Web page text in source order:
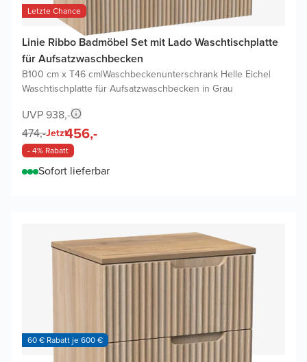
Letzte Chance
Linie Ribbo Badmöbel Set mit Lado Waschtischplatte
für Aufsatzwaschbecken
B100 cm x T46 cm|Waschbeckenunterschrank Helle Eiche|
Waschtischplatte für Aufsatzwaschbecken in Grau
UVP 938,-
474,-Jetzt456,-
- 4% Rabatt
Sofort lieferbar
60 € Rabatt je 600 €